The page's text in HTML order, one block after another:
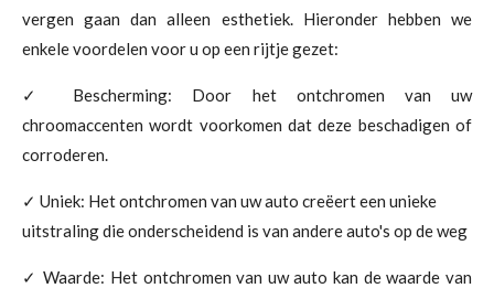
vergen gaan dan alleen esthetiek. Hieronder hebben we
enkele voordelen voor u op een rijtje gezet:
✓ Bescherming: Door het ontchromen van uw
chroomaccenten wordt voorkomen dat deze beschadigen of
corroderen.
✓ Uniek: Het ontchromen van uw auto creëert een unieke
uitstraling die onderscheidend is van andere auto's op de weg
✓ Waarde: Het ontchromen van uw auto kan de waarde van